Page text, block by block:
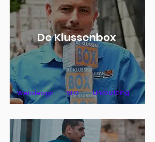
De Klussenbox
SEO Linkbuilding
Webdesign